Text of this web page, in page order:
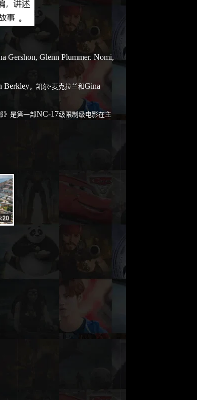
Gershon, Glenn Plummer. Nomi,
Berkley，凯尔•麦克拉兰和Gina
》是第一部NC-17级限制级电影在主